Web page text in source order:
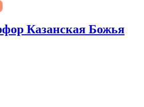
Казанская Божья